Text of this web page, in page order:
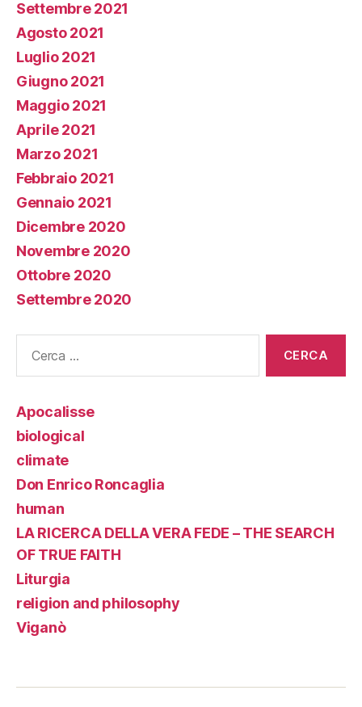
Settembre 2021
Agosto 2021
Luglio 2021
Giugno 2021
Maggio 2021
Aprile 2021
Marzo 2021
Febbraio 2021
Gennaio 2021
Dicembre 2020
Novembre 2020
Ottobre 2020
Settembre 2020
Apocalisse
biological
climate
Don Enrico Roncaglia
human
LA RICERCA DELLA VERA FEDE – THE SEARCH
OF TRUE FAITH
Liturgia
religion and philosophy
Viganò